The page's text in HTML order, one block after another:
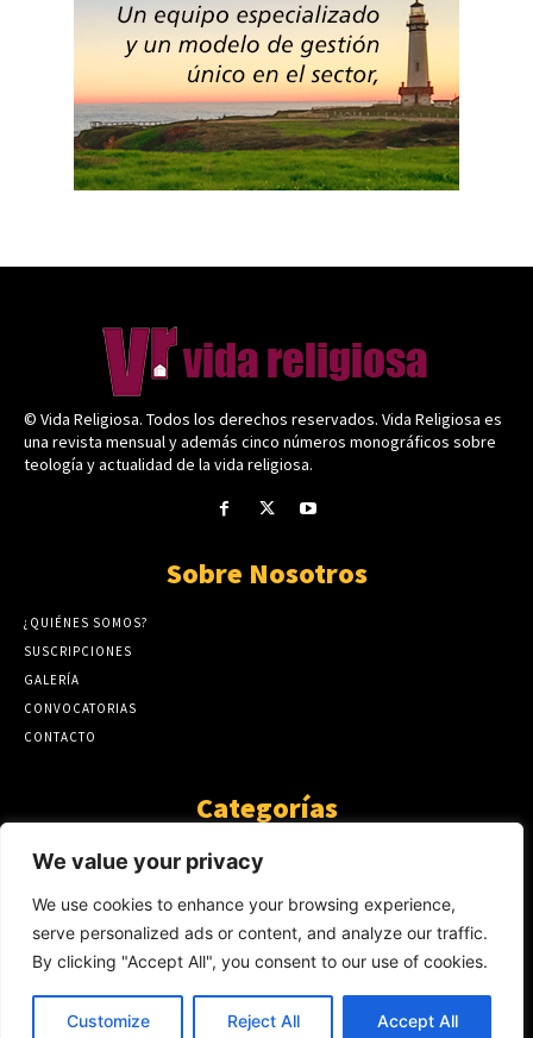
We value your privacy
We use cookies to enhance your browsing experience,
serve personalized ads or content, and analyze our traffic.
By clicking "Accept All", you consent to our use of cookies.
Customize Reject All Accept All
© Vida Religiosa. Todos los derechos reservados. Vida Religiosa es
una revista mensual y además cinco números monográficos sobre
teología y actualidad de la vida religiosa.
Sobre Nosotros
¿QUIÉNES SOMOS?
SUSCRIPCIONES
GALERÍA
CONVOCATORIAS
CONTACTO
Categorías
ARTÍCULOS
GUANTE DE SEDA
AL CALOR DE LA PALABRA
Y YO QUE SÉ
423
NOTICIAS
234
SIN CATEGORÍA
174